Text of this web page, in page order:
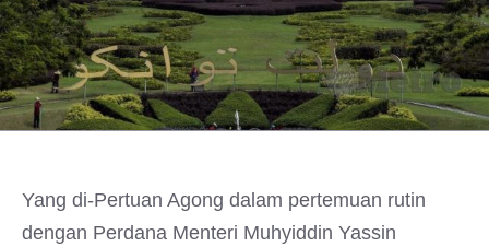
Yang di-Pertuan Agong dalam pertemuan rutin
dengan Perdana Menteri Muhyiddin Yassin